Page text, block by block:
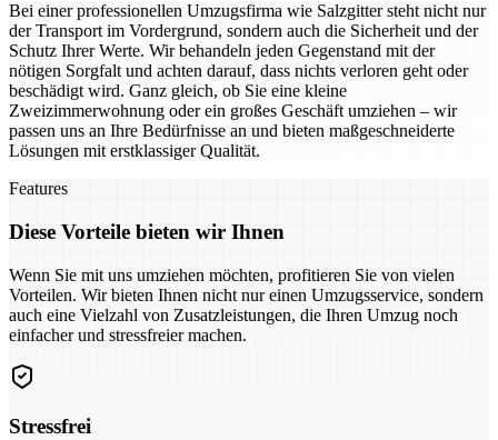
Bei einer professionellen Umzugsfirma wie Salzgitter steht nicht nur
der Transport im Vordergrund, sondern auch die Sicherheit und der
Schutz Ihrer Werte. Wir behandeln jeden Gegenstand mit der
nötigen Sorgfalt und achten darauf, dass nichts verloren geht oder
beschädigt wird. Ganz gleich, ob Sie eine kleine
Zweizimmerwohnung oder ein großes Geschäft umziehen – wir
passen uns an Ihre Bedürfnisse an und bieten maßgeschneiderte
Lösungen mit erstklassiger Qualität.
Features
Diese Vorteile bieten wir Ihnen
Wenn Sie mit uns umziehen möchten, profitieren Sie von vielen
Vorteilen. Wir bieten Ihnen nicht nur einen Umzugsservice, sondern
auch eine Vielzahl von Zusatzleistungen, die Ihren Umzug noch
einfacher und stressfreier machen.
Stressfrei